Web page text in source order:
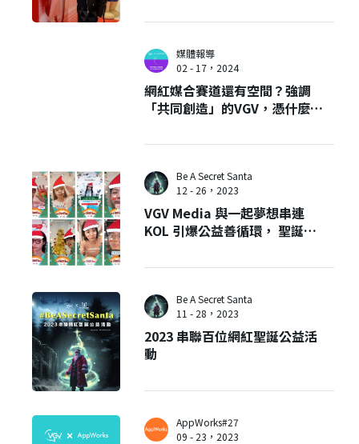
媒體報導
02 - 17，2024
網紅媒合賽道還有空間？強調
「共同創造」的VGV，憑什麼獲
Be A Secret Santa
12 - 26，2023
VGV Media 與一起夢想串連
KOL 引爆公益善循環， 聖誕之
Be A Secret Santa
11 - 28，2023
2023 串聯百位網紅聖誕公益活
動
AppWorks#27
09 - 23，2023